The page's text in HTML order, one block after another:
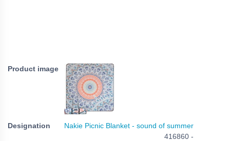
Nakie Picnic Blanket - sound of summer
416860 -